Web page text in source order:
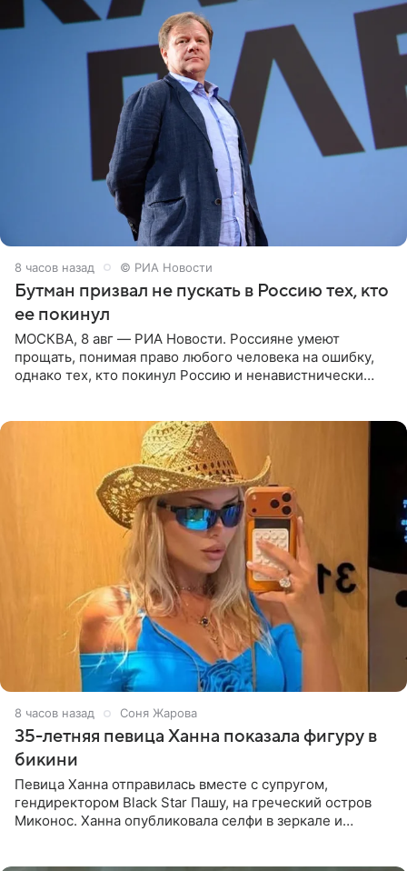
8 часов назад © РИА Новости
Бутман призвал не пускать в Россию тех, кто
ее покинул
МОСКВА, 8 авг — РИА Новости. Россияне умеют
прощать, понимая право любого человека на ошибку,
однако тех, кто покинул Россию и ненавистнически
8 часов назад Соня Жарова
35-летняя певица Ханна показала фигуру в
бикини
Певица Ханна отправилась вместе с супругом,
гендиректором Black Star Пашу, на греческий остров
Миконос. Ханна опубликовала селфи в зеркале и